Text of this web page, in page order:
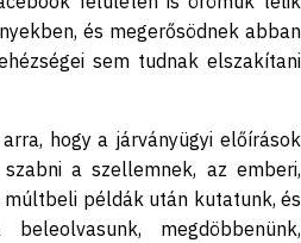
és megerősödnek abban
sem tudnak elszakítani
hogy a járványügyi előírások
a szellemnek, az emberi,
múltbeli példák után kutatunk, és
beleolvasunk, megdöbbenünk,